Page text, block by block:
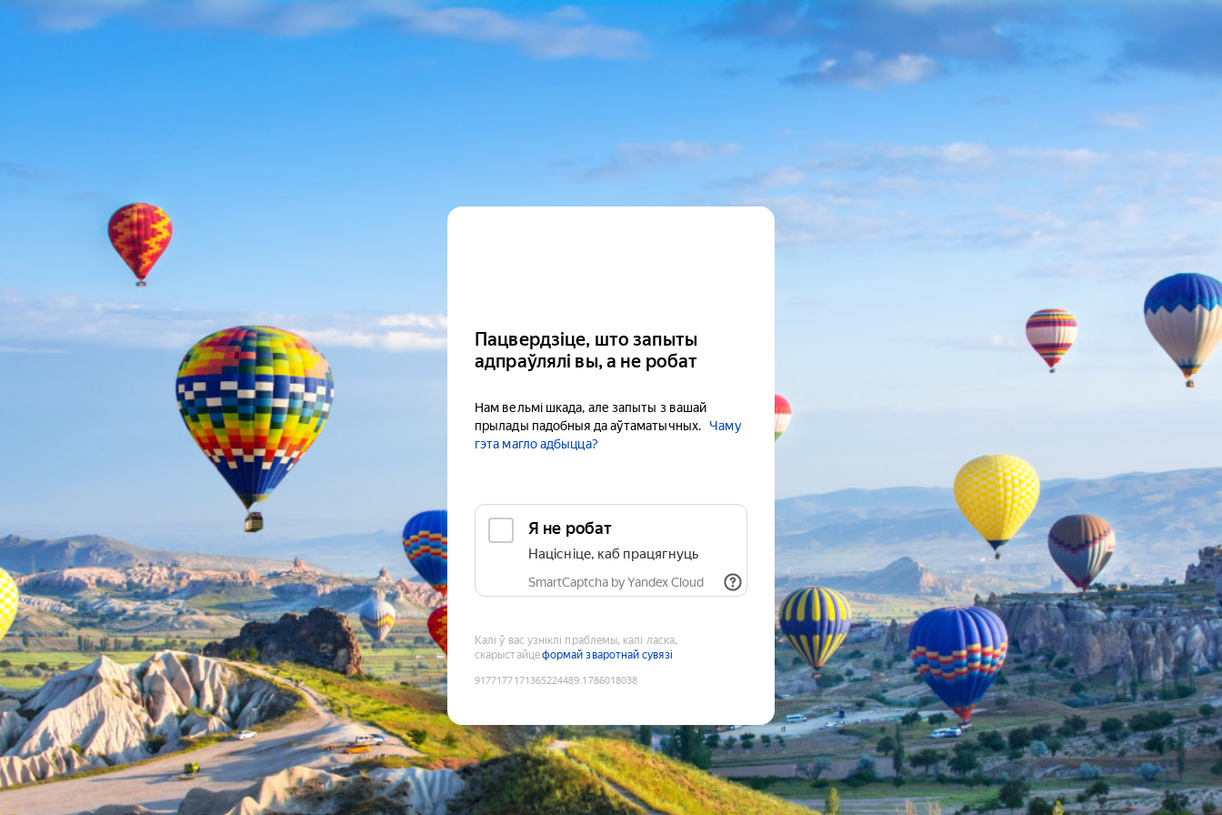
Пацвердзіце, што запыты
адпраўлялі вы, а не робат
Нам вельмі шкада, але запыты з вашай
прылады падобныя да аўтаматычных.
Чаму
гэта магло адбыцца?
Я не робат
Націсніце, каб працягнуць
SmartCaptcha by Yandex Cloud
Калі ў вас узніклі праблемы, калі ласка,
скарыстайцеформай зваротнай сувязі
9177177171365224489:1786018038